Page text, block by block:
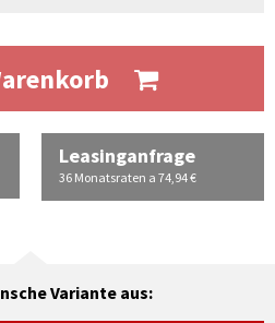
Leasinganfrage
36 Monatsraten a 74,94 €
Variante aus: